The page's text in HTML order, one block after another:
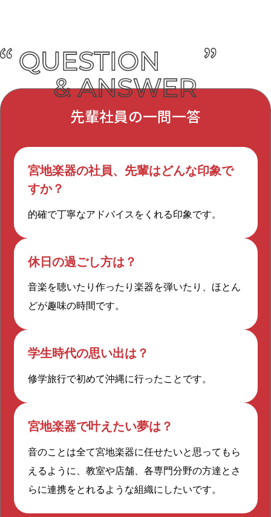
させることができたときは手応えを
感じました。お客様は趣味で木管楽
器を演奏される、マンションにお住
まいの方でした。お部屋全体のリフ
ォームと共に一部屋を防音室にした
いとのことで、防音とリフォームの
連携がとれる弊社を選んでくださっ
仕事の入り口は防音だったりリフ
ォームだったり、さまざまなんで
すね
はい。BtoC（一般消費者への販売・
サービス）の案件が多いんですが、
これから磨いていきたいところ
は？
た防音のご提案は難しいので。社内
に音楽に詳しい方がたくさんいるの
で、相談しながら学べたらと思って
います。それから、最近シアタール
ームの依頼も増えているので、機材
の知識を増やしたいです。
取得を考えています。資格をとるこ
とが目的ではなく、資格をとるため
の勉強が仕事に役立つだろうという
気持ちです。
らも防音のご提案をしていただける
ような働きかけをしていきたいで
まさかの配属が、建築系の資格取
得の意思を持つまでになるとは、
驚きですね
今となってはこの部署が自分に合っ
ていると感じますが、もしほかの部
署に行っても頑張れそうな気がしま
すことで、仕事に広がりを持てると
思うんです。どこにいようと会社の
先輩社員の一問一答
宮地楽器の社員、先輩はどんな印象で
すか？
的確で丁寧なアドバイスをくれる印象です。
休日の過ごし方は？
音楽を聴いたり作ったり楽器を弾いたり、ほとん
どが趣味の時間です。
学生時代の思い出は？
修学旅行で初めて沖縄に行ったことです。
宮地楽器で叶えたい夢は？
音のことは全て宮地楽器に任せたいと思ってもら
えるように、教室や店舗、各専門分野の方達とさ
らに連携をとれるような組織にしたいです。